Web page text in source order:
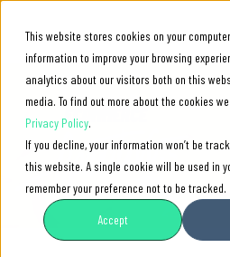
This website stores cookies on your
information to improve your browsing
analytics about our visitors both on this
media. To find out more about the cookies
Privacy Policy.
If you decline, your information won’t be
this website. A single cookie will be used in
remember your preference not to be tracked.
Accept